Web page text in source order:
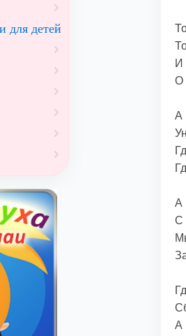
И
О
А
А
С
А
для детей